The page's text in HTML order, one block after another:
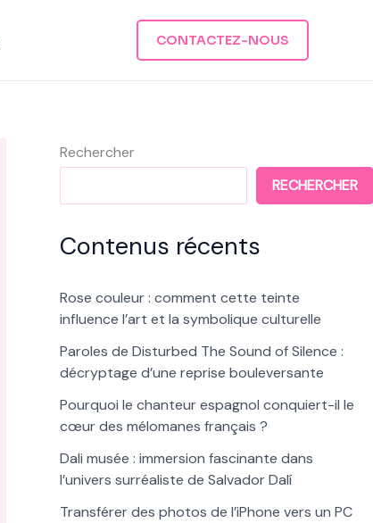
CONTACTEZ-NOUS
Rechercher
RECHERCHER
Contenus récents
Rose couleur : comment cette teinte
influence l’art et la symbolique culturelle
Paroles de Disturbed The Sound of Silence :
décryptage d’une reprise bouleversante
Pourquoi le chanteur espagnol conquiert-il le
cœur des mélomanes français ?
Dali musée : immersion fascinante dans
l’univers surréaliste de Salvador Dalí
Transférer des photos de l’iPhone vers un PC